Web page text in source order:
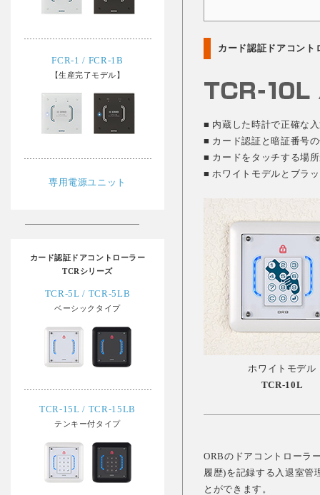
FCR-1 / FCR-1B
【生産完了モデル】
専用電源ユニット
カード認証ドアコントローラー
TCRシリーズ
TCR-5L / TCR-5LB
ベーシックタイプ
TCR-15L / TCR-15LB
テンキー付タイプ
カード認証ドアコン
■ 内蔵した時計で正確な
■ カード認証と暗証番号
■ カードをタッチする場
■ ホワイトモデルとブラ
ホワイトモデル
TCR-10L
ORBのドアコントローラ
履歴)を記録する入退室管
とができます。